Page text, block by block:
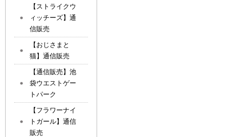
【ストライクウ
ィッチーズ】通
信販売
【おじさまと
猫】通信販売
【通信販売】池
袋ウエストゲー
トパーク
【フラワーナイ
トガール】通信
販売